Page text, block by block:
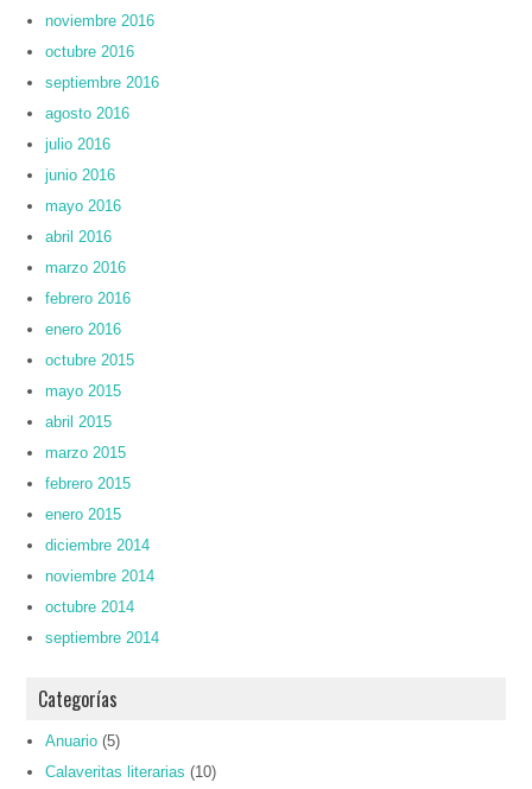
noviembre 2016
octubre 2016
septiembre 2016
agosto 2016
julio 2016
junio 2016
mayo 2016
abril 2016
marzo 2016
febrero 2016
enero 2016
octubre 2015
mayo 2015
abril 2015
marzo 2015
febrero 2015
enero 2015
diciembre 2014
noviembre 2014
octubre 2014
septiembre 2014
Categorías
Anuario (5)
Calaveritas literarias (10)